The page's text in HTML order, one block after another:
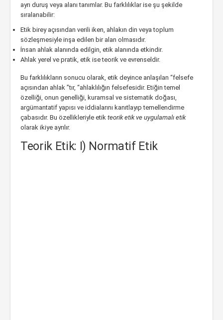
ayrı duruş veya alanı tanımlar. Bu farklılıklar ise şu şekilde
sıralanabilir:
Etik birey açısından verili iken, ahlakın din veya toplum
sözleşmesiyle inşa edilen bir alan olmasıdır.
İnsan ahlak alanında edilgin, etik alanında etkindir.
Ahlak yerel ve pratik, etik ise teorik ve evrenseldir.
Bu farklılıkların sonucu olarak, etik deyince anlaşılan “felsefe
açısından ahlak ”tır, “ahlaklılığın felsefesidir. Etiğin temel
özelliği, onun genelliği, kuramsal ve sistematik doğası,
argümantatif yapısı ve iddialarını kanıtlayıp temellendirme
çabasıdır. Bu özellikleriyle etik teorik etik ve uygulamalı etik
olarak ikiye ayrılır.
Teorik Etik: I) Normatif Etik